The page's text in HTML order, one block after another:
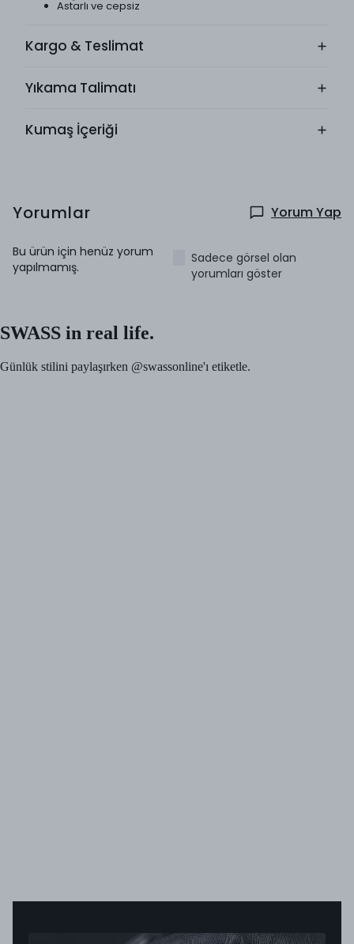
Astarlı ve cepsiz
Kargo & Teslimat
Yıkama Talimatı
Kumaş İçeriği
Yorumlar Yorum Yap
Bu ürün için henüz yorum
yapılmamış.
Sadece görsel olan
yorumları göster